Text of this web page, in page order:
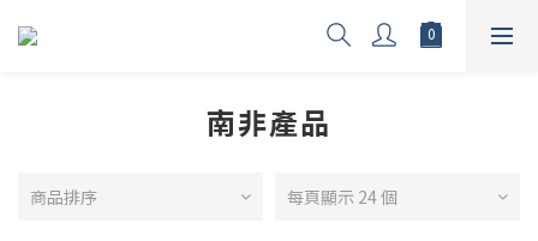
南非產品
商品排序 每頁顯示 24 個